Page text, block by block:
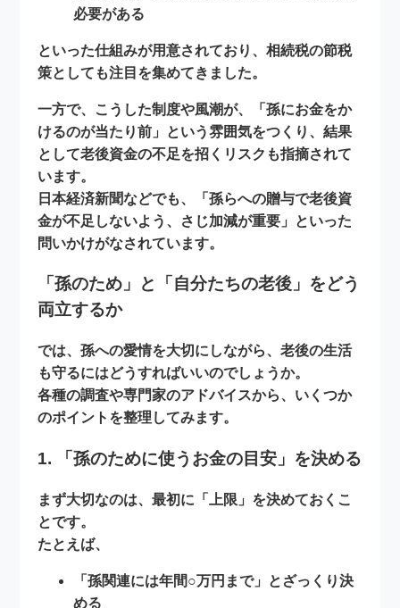
必要がある
といった仕組みが用意されており、相続税の節税
策としても注目 を集めてきました。
一方で、こうした制度や風潮が、「孫にお金をか
けるのが当たり前」という雰囲気をつくり、結果
として老後資金の不足を招くリスク も指摘されて
います。
日本経済新聞などでも、「孫らへの贈与で老後資
金が不足しないよう、さじ加減が重要」といった
問いかけがなされています。
「孫のため」と「自分たちの老後」をどう
両立するか
では、孫への愛情を大切にしながら、老後の生活
も守るにはどうすればいいのでしょうか。
各種の調査や専門家のアドバイスから、いくつか
のポイントを整理してみます。
1. 「孫のために使うお金の目安」を決める
まず大切なのは、最初に「上限」を決めておくこ
とです。
たとえば、
「孫関連には年間○万円まで」とざっくり決
める